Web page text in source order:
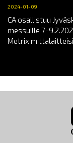
2024-01-09
CA osallistuu
messuille 7-
Metrix